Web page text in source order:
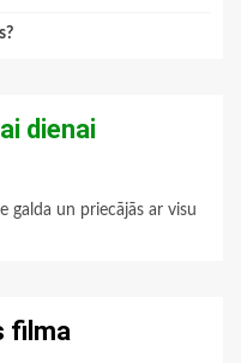
dienai
galda un priecājās ar visu
filma